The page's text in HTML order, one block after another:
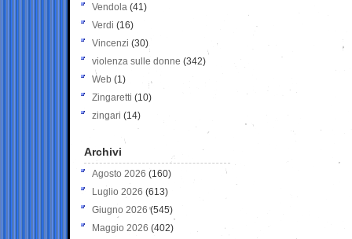
Vendola (41)
Verdi (16)
Vincenzi (30)
violenza sulle donne (342)
Web (1)
Zingaretti (10)
zingari (14)
Archivi
Agosto 2026 (160)
Luglio 2026 (613)
Giugno 2026 (545)
Maggio 2026 (402)